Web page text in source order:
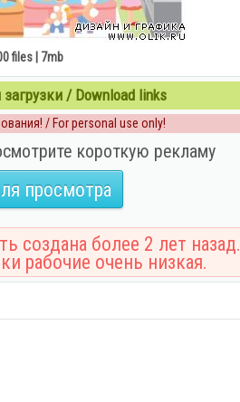
files | 7mb
/ Download links
/ For personal use only!
короткую рекламу
просмотра
создана более 2 лет назад.
рабочие очень низкая.